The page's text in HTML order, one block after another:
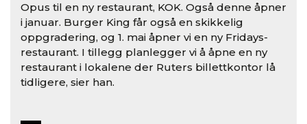
Opus til en ny restaurant, KOK. Også denne åpner
i januar. Burger King får også en skikkelig
oppgradering, og 1. mai åpner vi en ny Fridays-
restaurant. I tillegg planlegger vi å åpne en ny
restaurant i lokalene der Ruters billettkontor lå
tidligere, sier han.